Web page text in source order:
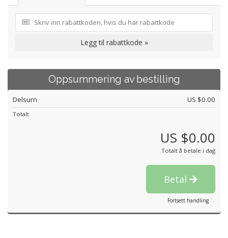
Legg til rabattkode »
Oppsummering av bestilling
Delsum US $0.00
Totalt
US $0.00
Totalt å betale i dag
Betal
Fortsett handling